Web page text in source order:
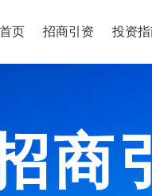
首页 招商引资 投资
商